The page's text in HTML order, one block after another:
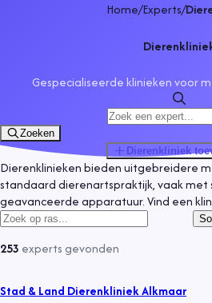
Home/Experts/
Gespecialiseerde klinieken voor
Zoeken
Dierenkliniek
Dierenklinieken bieden uitgebreidere
standaard dierenartspraktijk, vaak met
geavanceerde apparatuur. Vind een
253 experts gevonden
Stad & Land Dierenkliniek Alkmaar